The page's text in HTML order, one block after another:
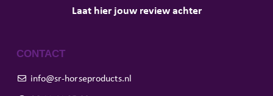
Laat hier jouw review achter
CONTACT
info@sr-horseproducts.nl